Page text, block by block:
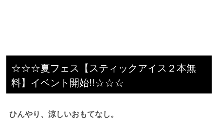
☆☆☆夏フェス【スティックアイス２本無
料】イベント開始!!☆☆☆
ひんやり、涼しいおもてなし。